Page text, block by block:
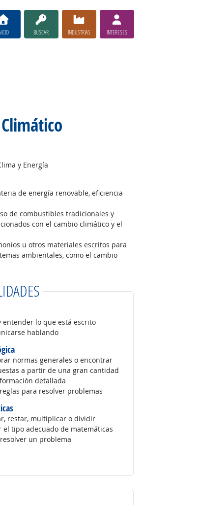
BUSCAR INDUSTRIAS INTERESES
y Energía
de energía renovable, eficiencia
de combustibles tradicionales y
con el cambio climático y el
u otros materiales escritos para
ambientales, como el cambio
entender lo que está escrito
hablando
normas generales o encontrar
a partir de una gran cantidad
detallada
para resolver problemas
restar, multiplicar o dividir
el tipo adecuado de matemáticas
un problema